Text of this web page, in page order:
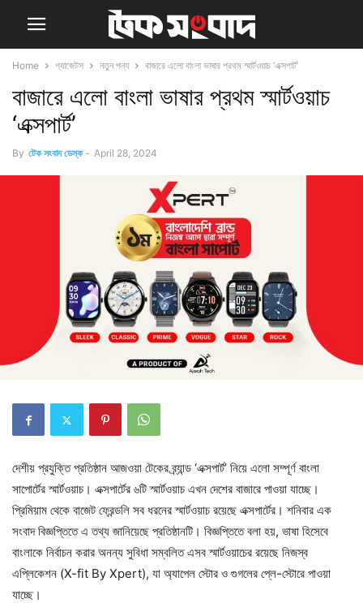
Home গ্যাজেটস নতুন পন্য বাজারে এলো বাংলা ভাষার প্রথম স্মার্টওয়াচ ‘এক্সপার্ট’
বাজারে এলো বাংলা ভাষার প্রথম স্মার্টওয়াচ
‘এক্সপার্ট’
By টেক সংবাদ ডেস্ক - April 28, 2024
দেশীয় প্রযুক্তি প্রতিষ্ঠান আজওয়া টেকের ব্র্যান্ড ‘এক্সপার্ট’ নিয়ে এলো সম্পূর্ণ বাংলা
সাপোর্টের স্মার্টওয়াচ। এক্সপার্টের ৬টি স্মার্টওয়াচ এখন দেশের বাজারে পাওয়া যাচ্ছে।
প্রিমিয়াম থেকে বাজেট ফ্রেন্ডলি সব ধরনের স্মার্টওয়াচ রয়েছে এক্সপার্টের। শনিবার এক
সংবাদ বিজ্ঞপ্তিতে এ তথ্য জানিয়েছে প্রতিষ্ঠানটি। বিজ্ঞপ্তিতে বলা হয়, ভাষা হিসেবে
বাংলাকে নির্বাচন করার অনন্য সুবিধা সম্বলিত এসব স্মার্টওয়াচের রয়েছে নিজস্ব
এপ্লিকেশন (X-fit By Xpert), যা অ্যাপেল স্টোর ও গুগলের প্লে-স্টোরে পাওয়া
যাচ্ছে।